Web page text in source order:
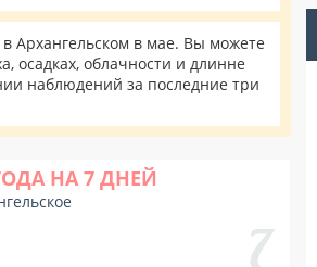
Архангельском в мае. Вы можете
осадках, облачности и длинне
наблюдений за последние три
НА 7 ДНЕЙ